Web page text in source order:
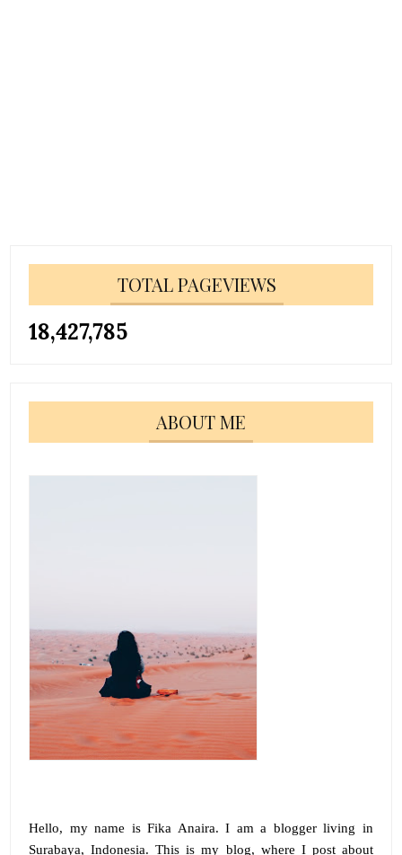
TOTAL PAGEVIEWS
18,427,785
ABOUT ME
Hello, my name isFika Anaira. I am a blogger living in
Surabaya, Indonesia. This is my blog, where I post about